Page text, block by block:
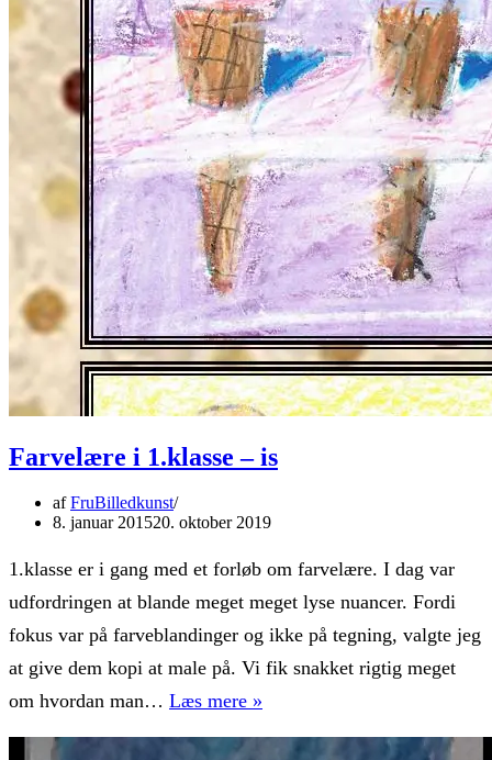
Farvelære i 1.klasse – is
afFruBilledkunst
8. januar 201520. oktober 2019
1.klasse er i gang med et forløb om farvelære. I dag var
udfordringen at blande meget meget lyse nuancer. Fordi
fokus var på farveblandinger og ikke på tegning, valgte jeg
at give dem kopi at male på. Vi fik snakket rigtig meget
om hvordan man… Læs mere »
i